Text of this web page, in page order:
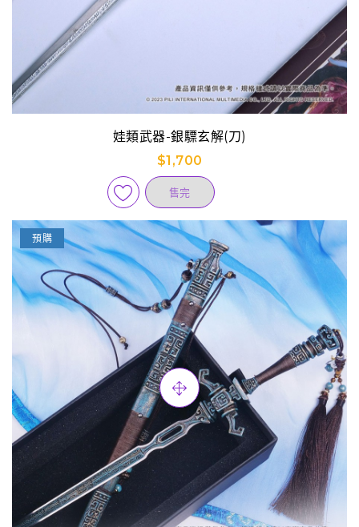
娃類武器-銀驃玄解(刀)
$1,700
售完
預購